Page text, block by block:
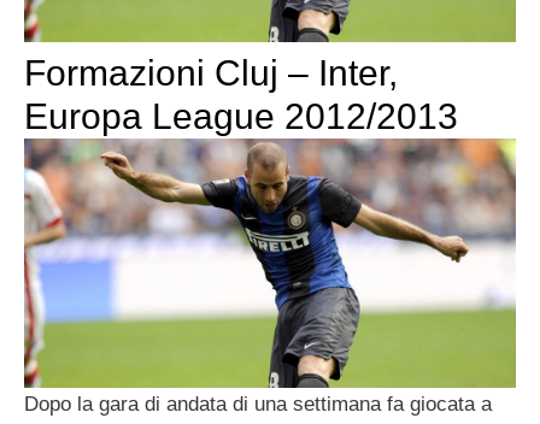
Formazioni Cluj – Inter,
Europa League 2012/2013
Dopo la gara di andata di una settimana fa giocata a